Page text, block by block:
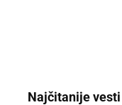
Najčitanije vesti